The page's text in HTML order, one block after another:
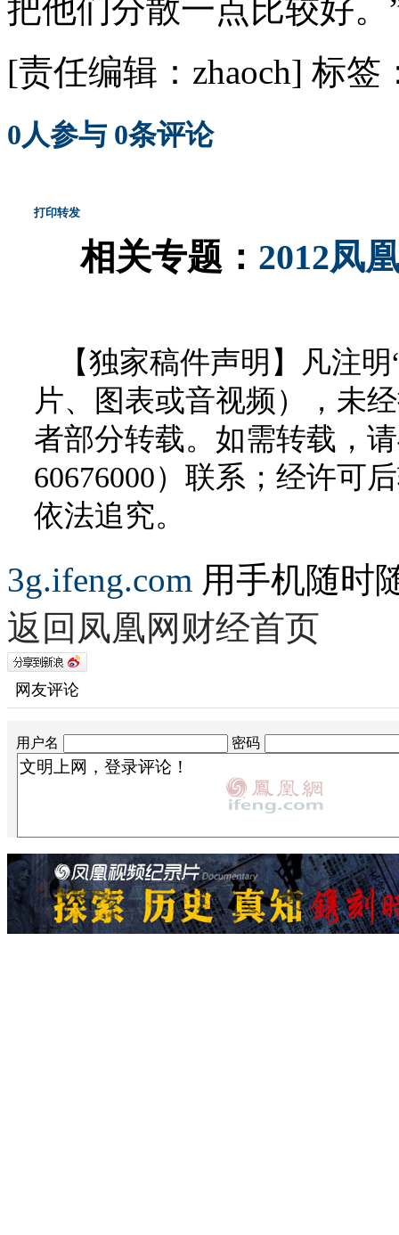
把他们分散一点比较好
[责任编辑：zhaoch] 标签
0人参与 0条评论
打印转发
相关专题： 2012凤
【独家稿件声明】凡注
片、图表或音视频），未
者部分转载。如需转载，
60676000）联系；经许可
依法追究。
3g.ifeng.com 用手机随时
返回凤凰网财经首页
网友评论
用户名 密码